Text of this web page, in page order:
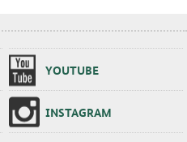
YOU­TU­BE
INS­TA­GRAM